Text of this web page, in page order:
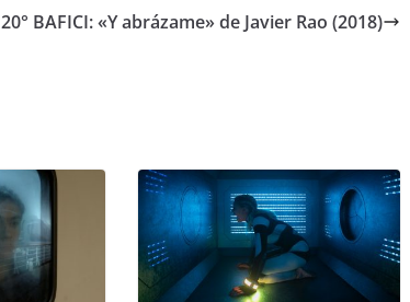
20° BAFICI: «Y abrázame» de Javier Rao (2018)